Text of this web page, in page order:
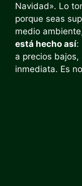
Navidad». Lo
porque seas
medio
está hecho así:
a precios
inmediata. Es